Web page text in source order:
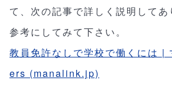
て、次の記事で詳しく説明して
参考にしてみて下さい。
教員免許なしで学校で働くには |
ers (manalink.jp)